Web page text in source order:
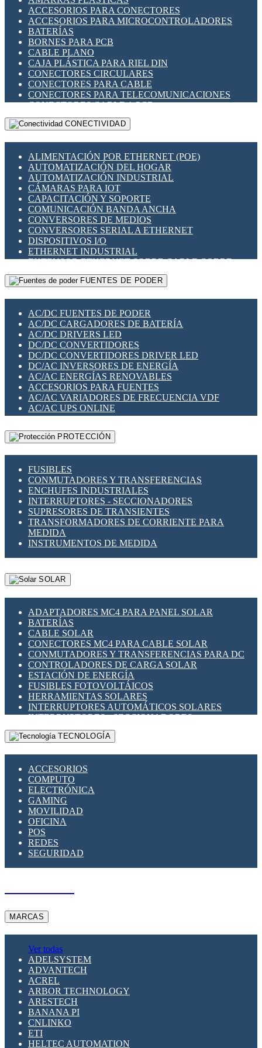
INDICADORES PARA PANEL
INTERFACES DE RELÉ
INTERRUPTORES FIN DE CARRERA
LLAVES CONMUTADORAS
MEDIDORES DE ENERGÍA Y TC'S DE CORRIENTE
MOTORES PASO A PASO
PANTALLAS HMI
PLC -CONTROLADORES LÓGICO PROGRAMABLES
PROGRAMADORES DE HORARIO
RELÉS DE PROTECCIÓN
SENSORES CAPACITIVOS
SENSORES INDUCTIVOS
TEMPORIZADORES
VARIACS
VARIADORES DE FRECUENCIA [VDF]
SECCIONADORES - INTERRUPTORES
MAQUINARIA
ACCESORIOS PARA CONECTORES
ACCESORIOS PARA MICROCONTROLADORES
BATERÍAS
BORNES PARA PCB
CABLE PLANO
CAJA PLÁSTICA PARA RIEL DIN
CONECTORES CIRCULARES
CONECTORES PARA CABLE
CONECTORES PARA TELECOMUNICACIONES
CONECTORES CABLE A PCB
CONECTORES PCB A CABLE
DIP SWITCHES
HERRAMIENTAS VARIAS
ILUMINACIÓN LED
INTERRUPTORES REED
INTERFACES DE RELÉ
OTROS RELÉS
PROTECCIÓN TÉRMICA
RELÉS AUTOMOTRICES
RELÉS DE SEÑAL
RELÉS DE ESTADO SÓLIDO SSR
RELÉS INDUSTRIALES
RELÉS MINIATURA DE POTENCIA
SENSORES MAGNÉTICOS
SWITCH Y MICROSWITCH
TARJETAS PI
UNIÓN Y DERIVACIÓN DE CABLE
CONECTIVIDAD
ALIMENTACIÓN POR ETHERNET (POE)
AUTOMATIZACIÓN DEL HOGAR
AUTOMATIZACIÓN INDUSTRIAL
CÁMARAS PARA IOT
CAPACITACIÓN Y SOPORTE
COMUNICACIÓN BANDA ANCHA
CONVERSORES DE MEDIOS
CONVERSORES SERIAL A ETHERNET
DISPOSITIVOS I/O
ETHERNET INDUSTRIAL
EXTENSOR ETHERNET SOBRE CABLE COBRE
GATEWAY LORAWAN
GESTIÓN DE REDES
PLACAS MODULARES IOT
SWITCHES Y REDES WIFI
SOLUCIONES IOT
SOLUCIONES LORAWAN
SOLUCIONES RED CELULAR
SEGURIDAD PARA REDES
SWITCHES LAN
TELEFONÍA IP (VOIP)
VIGILANCIA IP (CCTV)
MESHTASTIC
FUENTES DE PODER
AC/DC FUENTES DE PODER
AC/DC CARGADORES DE BATERÍA
AC/DC DRIVERS LED
DC/DC CONVERTIDORES
DC/DC CONVERTIDORES DRIVER LED
DC/AC INVERSORES DE ENERGÍA
AC/AC ENERGÍAS RENOVABLES
ACCESORIOS PARA FUENTES
AC/AC VARIADORES DE FRECUENCIA VDF
AC/AC UPS ONLINE
PROTECCIÓN
FUSIBLES
CONMUTADORES Y TRANSFERENCIAS
ENCHUFES INDUSTRIALES
INTERRUPTORES - SECCIONADORES
SUPRESORES DE TRANSIENTES
TRANSFORMADORES DE CORRIENTE PARA
MEDIDA
INSTRUMENTOS DE MEDIDA
SOLAR
ADAPTADORES MC4 PARA PANEL SOLAR
BATERÍAS
CABLE SOLAR
CONECTORES MC4 PARA CABLE SOLAR
CONMUTADORES Y TRANSFERENCIAS PARA DC
CONTROLADORES DE CARGA SOLAR
ESTACIÓN DE ENERGÍA
FUSIBLES FOTOVOLTÁICOS
HERRAMIENTAS SOLARES
INTERRUPTORES AUTOMÁTICOS SOLARES
INTERRUPTORES - SECCIONADORES
FOTOVOLTÁICOS
MONTAJE PANEL SOLAR
SUPRESOR DE TRANSIENTES SPDS PARA
APLICACIONES FOTOVOLTAICAS
TECNOLOGÍA
ACCESORIOS
COMPUTO
ELECTRÓNICA
GAMING
MOVILIDAD
OFICINA
POS
REDES
SEGURIDAD
MARCAS
Ver todas
ADELSYSTEM
ADVANTECH
ACREL
ARBOR TECHNOLOGY
ARESTECH
BANANA PI
CNLINKO
ETI
HELTEC AUTOMATION